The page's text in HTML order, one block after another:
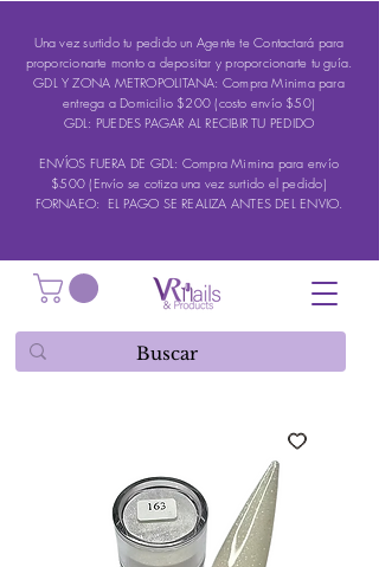
Una vez surtido tu pedido un Agente te Contactará para
proporcionarte monto a depositar y proporcionarte tu guía.
GDL Y ZONA METROPOLITANA: Compra Minima para
entrega a Domicilio $200 (costo envío $50)
GDL: PUEDES PAGAR AL RECIBIR TU PEDIDO
ENVÍOS FUERA DE GDL: Compra Mimina para envío
$500 (Envío se cotiza una vez surtido el pedido)
FORNAEO: EL PAGO SE REALIZA ANTES DEL ENVIO.